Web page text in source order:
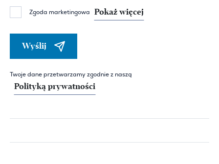
Zgoda marketingowa Pokaż więcej
Wyślij
Twoje dane przetwarzamy zgodnie z naszą
Polityką prywatności